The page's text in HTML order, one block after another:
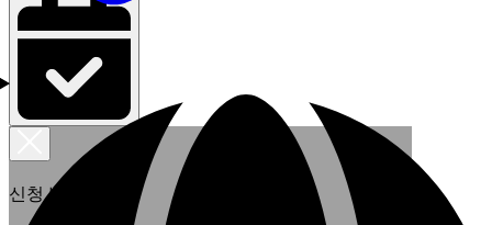
신청 방법 선택